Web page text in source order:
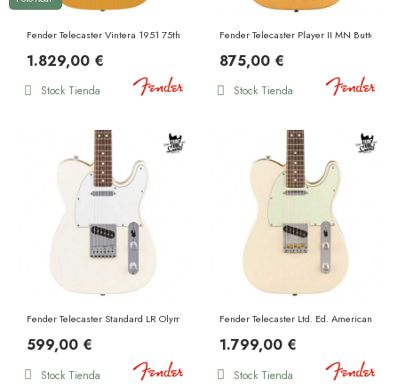
Fender Telecaster Vintera 1951 75th Anniversary Road Worn MN Butterscotch Blonde
1.829,00 €
Stock Tienda
Fender Telecaster Player II MN
875,00 €
Stock Tienda
Fender Telecaster Standard LR Olympic White
599,00 €
Stock Tienda
Fender Telecaster Ltd. Ed. American
1.799,00 €
Stock Tienda